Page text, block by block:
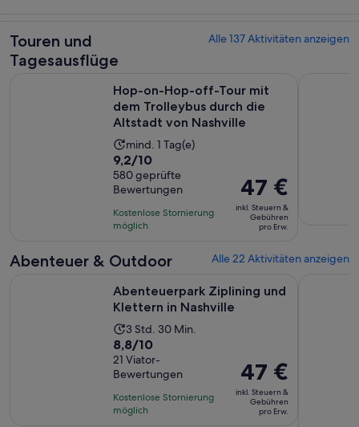
Touren und
Tagesausflüge
Alle 137 Aktivitäten anzeigen
Hop-on-Hop-off-Tour mit
dem Trolleybus durch die
Altstadt von Nashville
Die
Aktivität
dauert
1 Tag
mind. 1 Tag(e)
9.2
von
10,
basierend
auf
Bewertungen.
9,2/10
580 geprüfte
Bewertungen
Kostenlose Stornierung
möglich
Der
Preis
beträgt
47 €
Erw.
47 €
inkl. Steuern &
Gebühren
pro Erw.
Abenteuer & Outdoor Alle 22 Aktivitäten anzeigen
Abenteuerpark Ziplining und
Klettern in Nashville
Die
Aktivität
dauert
3
Stunden
und
3 Std. 30 Min.
8.8
von
10,
basierend
auf
8,8/10
21 Viator-
Bewertungen
Kostenlose Stornierung
möglich
Der
Preis
beträgt
47 €
47 €
inkl. Steuern &
Gebühren
pro Erw.